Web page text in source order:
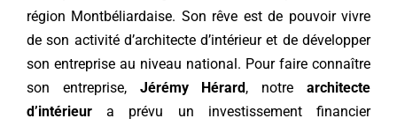
région Montbéliardaise. Son rêve est de pouvoir vivre
de son activité d’architecte d’intérieur et de développer
son entreprise au niveau national. Pour faire connaître
son entreprise, Jérémy Hérard, notre architecte
d’intérieura prévu un investissement financier